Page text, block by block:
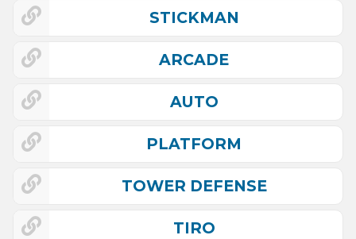
STICKMAN
ARCADE
AUTO
PLATFORM
TOWER DEFENSE
TIRO